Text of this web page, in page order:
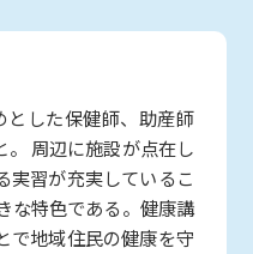
した保健師、助産師
。 周辺に施設が点在し
実習が充実しているこ
な特色である。健康講
で地域住民の健康を守